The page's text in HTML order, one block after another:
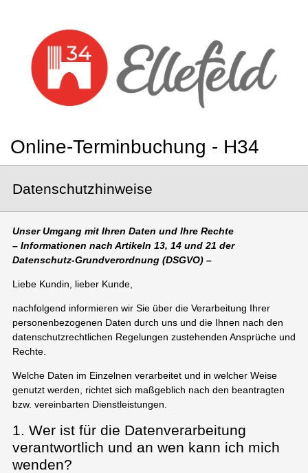
Online-Terminbuchung - H34
Datenschutzhinweise
Unser Umgang mit Ihren Daten und Ihre Rechte
– Informationen nach Artikeln 13, 14 und 21 der
Datenschutz-Grundverordnung (DSGVO) –
Liebe Kundin, lieber Kunde,
nachfolgend informieren wir Sie über die Verarbeitung Ihrer
personenbezogenen Daten durch uns und die Ihnen nach den
datenschutzrechtlichen Regelungen zustehenden Ansprüche und
Rechte.
Welche Daten im Einzelnen verarbeitet und in welcher Weise
genutzt werden, richtet sich maßgeblich nach den beantragten
bzw. vereinbarten Dienstleistungen.
1. Wer ist für die Datenverarbeitung
verantwortlich und an wen kann ich mich
wenden?